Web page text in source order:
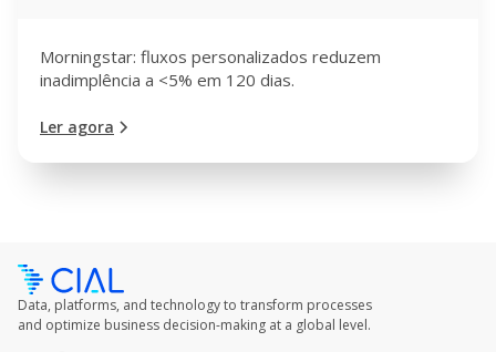
Morningstar: fluxos personalizados reduzem
inadimplência a <5% em 120 dias.
Ler agora
Data, platforms, and technology to transform processes
and optimize business decision-making at a global level.